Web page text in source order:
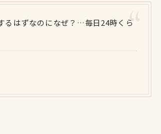
るはずなのになぜ？…毎日24時くら